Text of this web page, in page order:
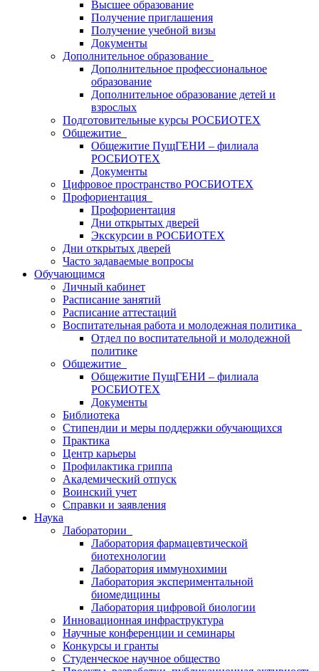
Высшее образование
Получение приглашения
Получение учебной визы
Документы
Дополнительное образование
Дополнительное профессиональное
образование
Дополнительное образование детей и
взрослых
Подготовительные курсы РОСБИОТЕХ
Общежитие
Общежитие ПущГЕНИ – филиала
РОСБИОТЕХ
Документы
Цифровое пространство РОСБИОТЕХ
Профориентация
Профориентация
Дни открытых дверей
Экскурсии в РОСБИОТЕХ
Дни открытых дверей
Часто задаваемые вопросы
Обучающимся
Личный кабинет
Расписание занятий
Расписание аттестаций
Воспитательная работа и молодежная политика
Отдел по воспитательной и молодежной
политике
Общежитие
Общежитие ПущГЕНИ – филиала
РОСБИОТЕХ
Документы
Библиотека
Стипендии и меры поддержки обучающихся
Практика
Центр карьеры
Профилактика гриппа
Академический отпуск
Воинский учет
Справки и заявления
Наука
Лаборатории
Лаборатория фармацевтической
биотехнологии
Лаборатория иммунохимии
Лаборатория экспериментальной
биомедицины
Лаборатория цифровой биологии
Инновационная инфраструктура
Научные конференции и семинары
Конкурсы и гранты
Студенческое научное общество